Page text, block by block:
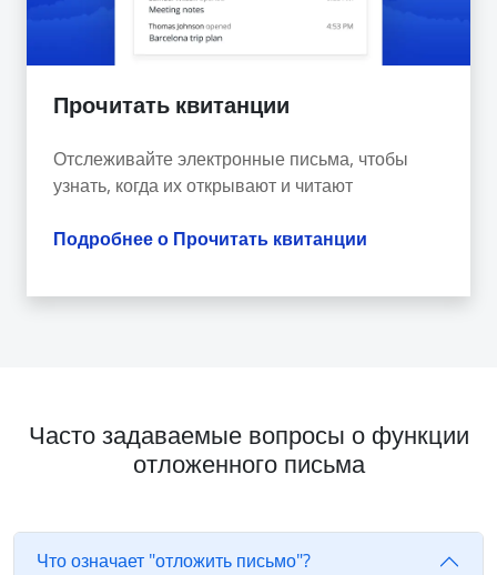
Прочитать квитанции
Отслеживайте электронные письма, чтобы
узнать, когда их открывают и читают
Подробнее о Прочитать квитанции
Часто задаваемые вопросы о функции
отложенного письма
Что означает "отложить письмо"?